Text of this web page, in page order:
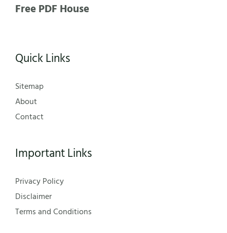
Free PDF House
Quick Links
Sitemap
About
Contact
Important Links
Privacy Policy
Disclaimer
Terms and Conditions